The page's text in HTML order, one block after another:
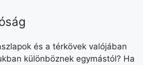
és a térkövek valójában
különböznek egymástól? Ha